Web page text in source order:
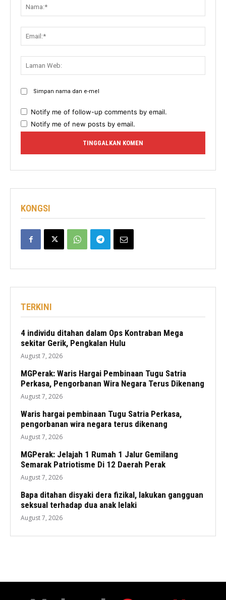
Simpan nama dan e-mel
Notify me of follow-up comments by email.
Notify me of new posts by email.
KONGSI
TERKINI
4 individu ditahan dalam Ops Kontraban Mega
sekitar Gerik, Pengkalan Hulu
August 7, 2026
MGPerak: Waris Hargai Pembinaan Tugu Satria
Perkasa, Pengorbanan Wira Negara Terus Dikenang
August 7, 2026
Waris hargai pembinaan Tugu Satria Perkasa,
pengorbanan wira negara terus dikenang
August 7, 2026
MGPerak: Jelajah 1 Rumah 1 Jalur Gemilang
Semarak Patriotisme Di 12 Daerah Perak
August 7, 2026
Bapa ditahan disyaki dera fizikal, lakukan gangguan
seksual terhadap dua anak lelaki
August 7, 2026